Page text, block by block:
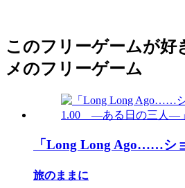
このフリーゲームが好
メのフリーゲーム
「Long Long Ago……シ
旅のままに